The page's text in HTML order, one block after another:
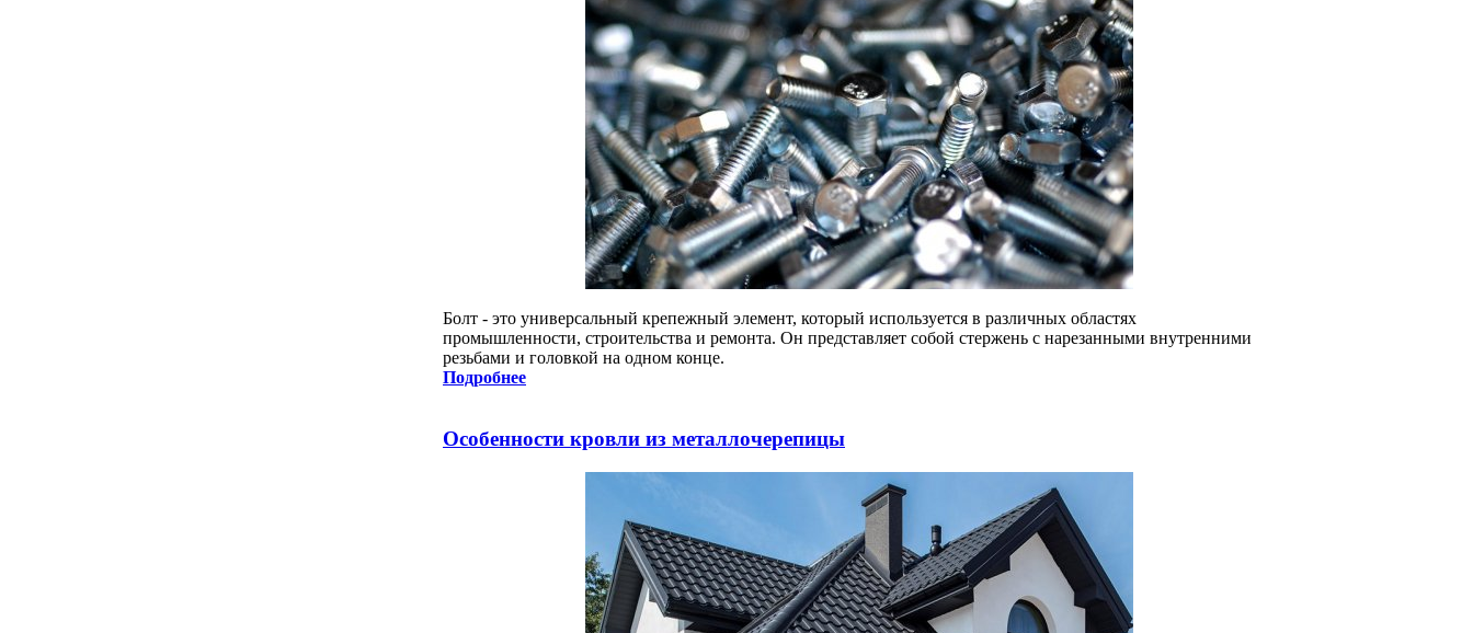
Болт - это универсальный крепежный элемент, который используется в различных областях
промышленности, строительства и ремонта. Он представляет собой стержень с нарезанными внутренними
резьбами и головкой на одном конце.
Подробнее
Особенности кровли из металлочерепицы